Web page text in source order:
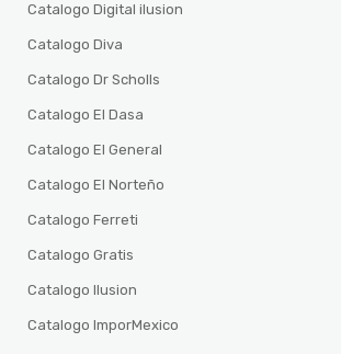
Catalogo Digital ilusion
Catalogo Diva
Catalogo Dr Scholls
Catalogo El Dasa
Catalogo El General
Catalogo El Norteño
Catalogo Ferreti
Catalogo Gratis
Catalogo Ilusion
Catalogo ImporMexico